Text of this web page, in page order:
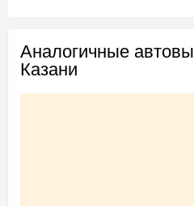
Аналогичные
Казани